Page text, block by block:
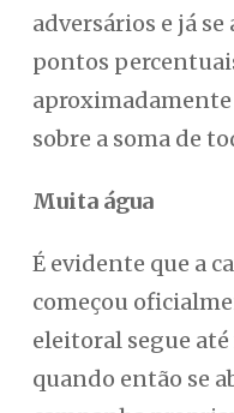
adversários e já se
pontos
sobre a soma de
Muita água
É evidente que a
começou
eleitoral segue
quando então se